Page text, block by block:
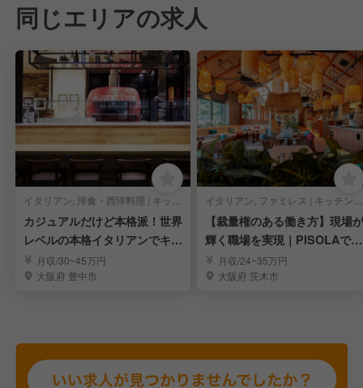
同じエリアの求人
イタリアン, 洋食・西洋料理 | キッチンスタッフ
カジュアルだけど本格派！世界
レベルの本格イタリアンでキッ
チンスタッフ募集！
月収/30~45万円
大阪府 豊中市
イタリアン, ファミレス | キッチンスタッフ
【裁量権のある働き方】現場が
輝く職場を実現｜PISOLAで料
理長候補募集
月収/24~35万円
大阪府 茨木市